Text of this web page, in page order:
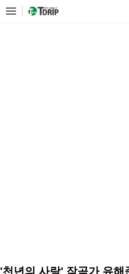
'천년의 사랑' 작곡가 유해